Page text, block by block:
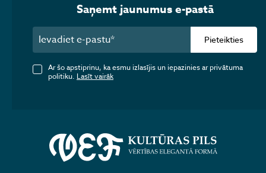
Saņemt jaunumus e-pastā
Pieteikties
Ar šo apstiprinu, ka esmu izlasījis un iepazinies ar privātuma
politiku. Lasīt vairāk